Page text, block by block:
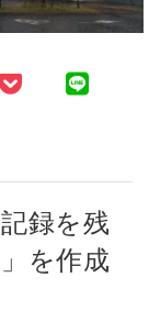
録を残
を作成